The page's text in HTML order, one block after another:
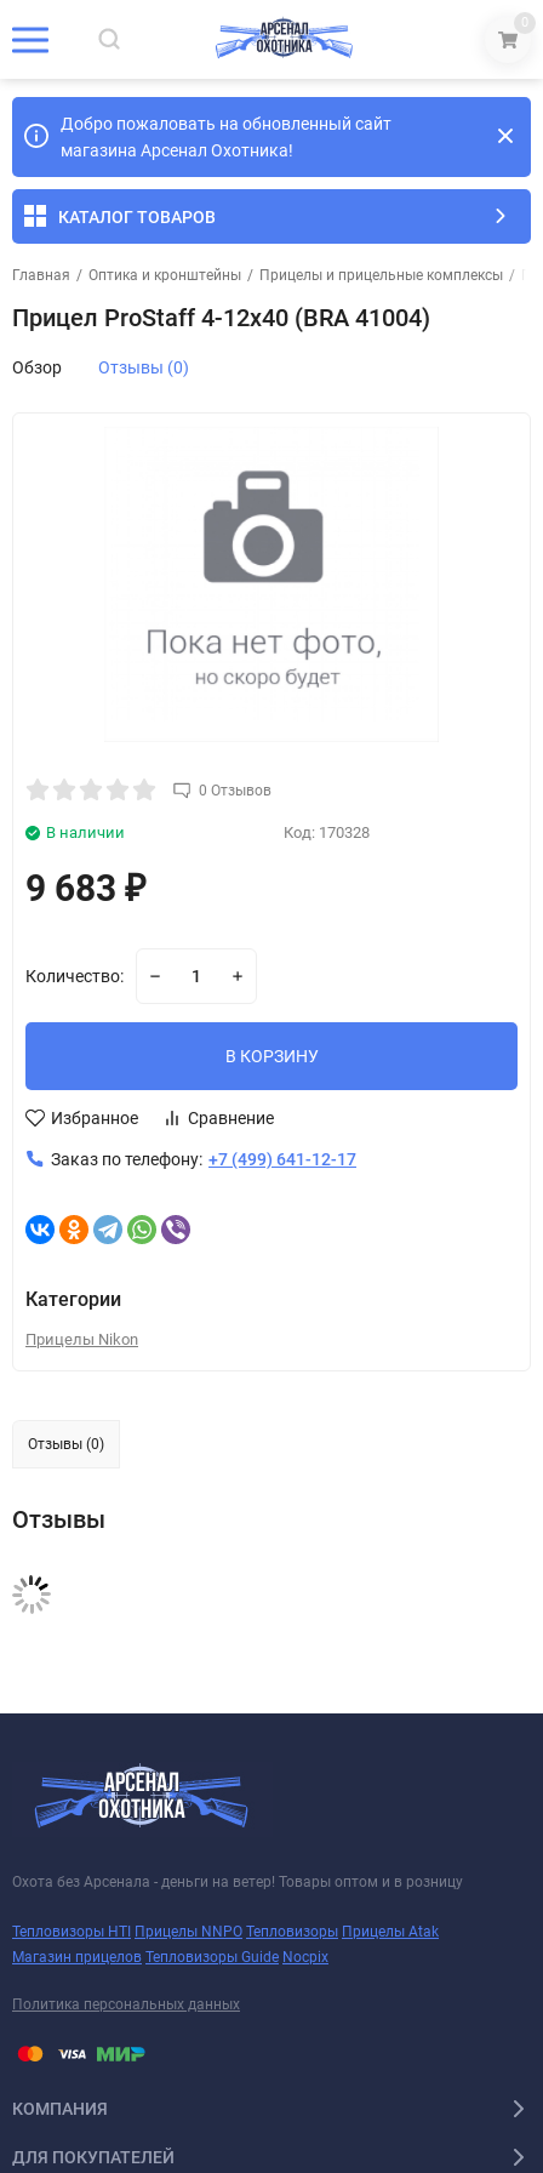
0
Добро пожаловать на обновленный сайт
магазина Арсенал Охотника!
КАТАЛОГ ТОВАРОВ
Главная / Оптика и кронштейны / Прицелы и прицельные комплексы /
Прицел ProStaff 4-12х40 (BRA 41004)
Обзор Отзывы (0)
0 Отзывов
Код: 170328
В наличии
9 683 ₽
Количество:
В КОРЗИНУ
Избранное Сравнение
Заказ по телефону: +7 (499) 641-12-17
Категории
Прицелы Nikon
Отзывы (0)
Отзывы
Охота без Арсенала - деньги на ветер! Товары оптом и в розницу
Тепловизоры HTI Прицелы NNPO Тепловизоры Прицелы Atak
Магазин прицелов Тепловизоры Guide Nocpix
Политика персональных данных
КОМПАНИЯ
ДЛЯ ПОКУПАТЕЛЕЙ